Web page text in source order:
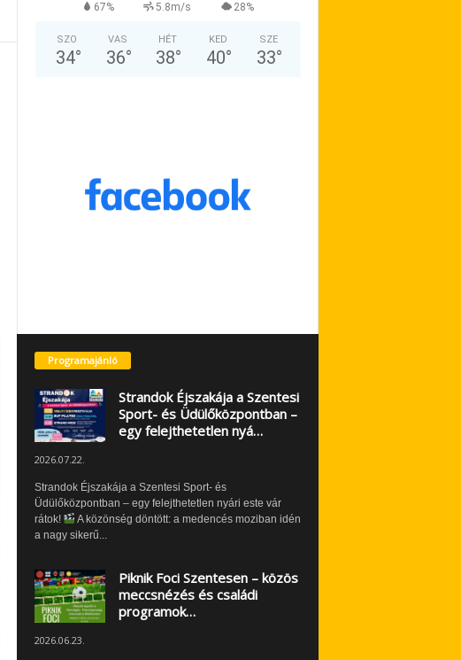
67% 5.8m/s 28%
SZO
34°
VAS
36°
HÉT
38°
KED
40°
SZE
33°
Programajánló
Strandok Éjszakája a Szentesi
Sport- és Üdülőközpontban –
egy felejthetetlen nyá…
2026.07.22.
Strandok Éjszakája a Szentesi Sport- és
Üdülőközpontban – egy felejthetetlen nyári este vár
rátok!
A közönség döntött: a medencés moziban idén
a nagy sikerű...
Piknik Foci Szentesen – közös
meccsnézés és családi
programok…
2026.06.23.